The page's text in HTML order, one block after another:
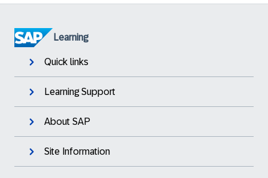
Learning
Quick links
Learning Support
About SAP
Site Information